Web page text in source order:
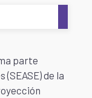
parte
de la